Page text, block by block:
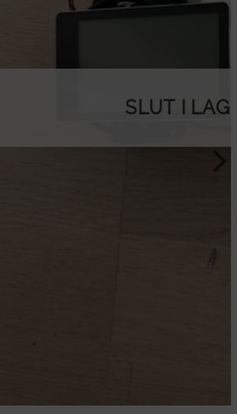
SLUT I